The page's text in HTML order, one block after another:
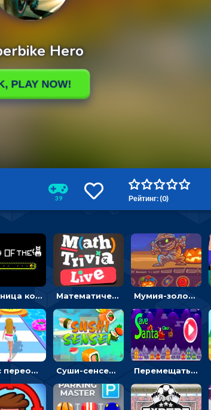
39 Рейтинг: (0)
Гробница кота: искать выход в лабиринте, собирая золото Математическая викторина мультиплеер: решать примеры на время Мумия-золотоискатель: закидывать бинты, чтобы доставать сокровища
Бег с переодеванием: ловить одежду и повторять модные образы - для девочек Суши-сенсей: рубить роллы, избегая бомб Перемещать Деда Мороза с оленями, чтобы стрелять по снеговикам - приключения